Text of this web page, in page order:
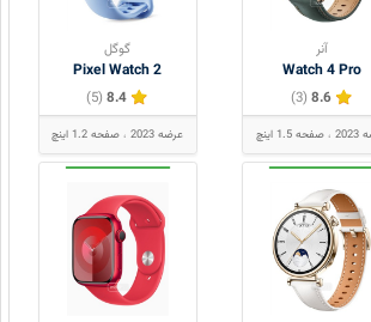
آنر
Watch 4 Pro
8.6
(3)
صفحه 1.5 اینچ
گوگل
Pixel Watch 2
8.4
(5)
عرضه 2023 صفحه 1.2 اینچ